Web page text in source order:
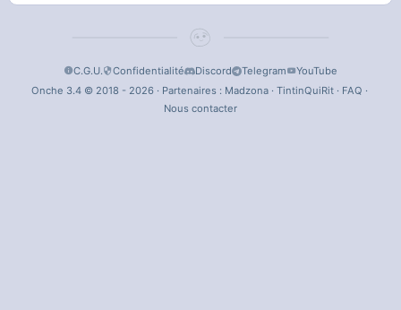
C.G.U. Confidentialité Discord Telegram
YouTube
Onche 3.4 © 2018 - 2026 · Partenaires : Madzona· TintinQuiRit· FAQ ·
Nous contacter